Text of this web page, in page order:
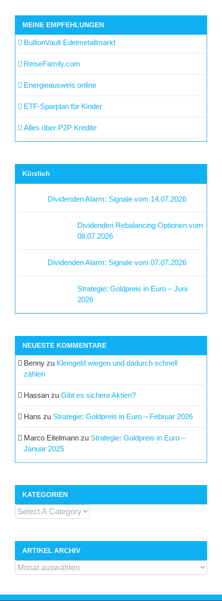
MEINE EMPFEHLUNGEN
BullionVault Edelmetallmarkt
ReiseFamily.com
Energieausweis online
ETF-Sparplan für Kinder
Alles über P2P Kredite
Kürzlich
Dividenden Alarm: Signale vom 14.07.2026
Dividenden Rebalancing Optionen vom
08.07.2026
Dividenden Alarm: Signale vom 07.07.2026
Strategie: Goldpreis in Euro – Juni
2026
NEUESTE KOMMENTARE
Benny zu Kleingeld wiegen und dadurch schnell
zählen
Hassan zu Gibt es sichere Aktien?
Hans zu Strategie: Goldpreis in Euro – Februar 2026
Marco Eitelmann zu Strategie: Goldpreis in Euro –
Januar 2025
KATEGORIEN
ARTIKEL ARCHIV
ARTIKEL
ARCHIV